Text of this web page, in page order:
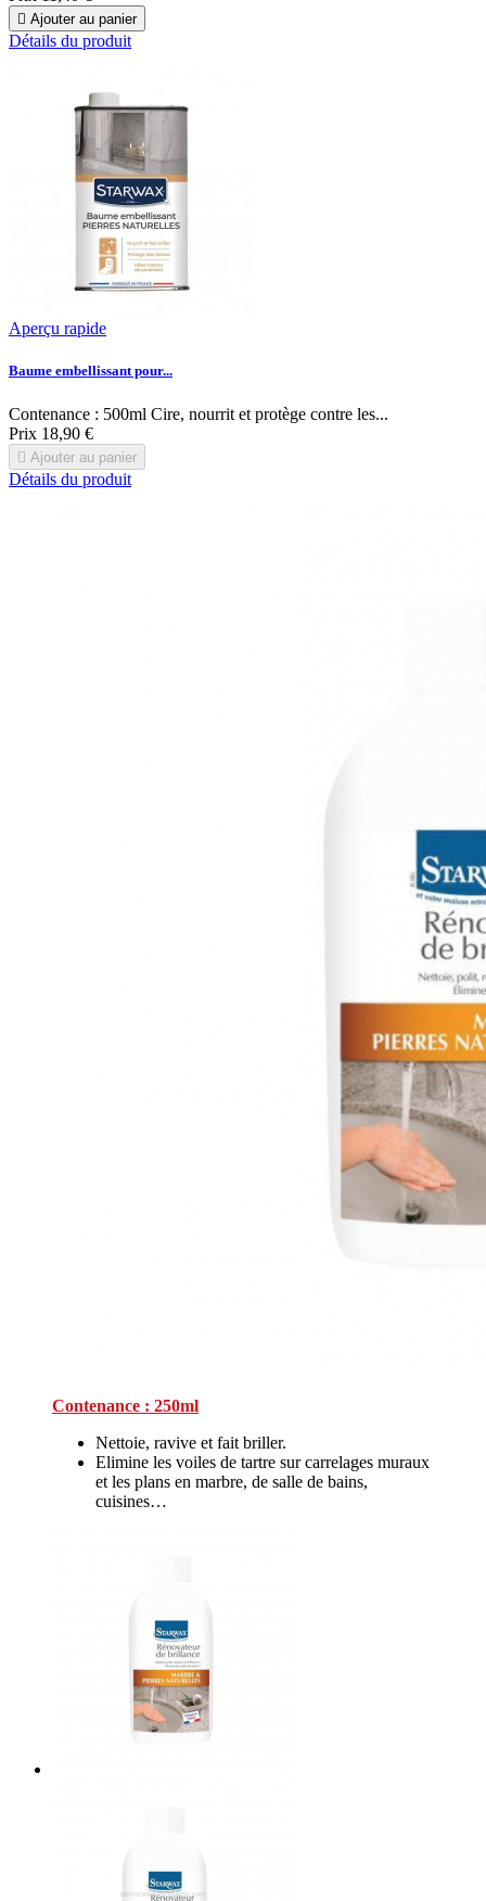
 Ajouter au panier
Détails du produit
Aperçu rapide
Baume embellissant pour...
Contenance : 500ml Cire, nourrit et protège contre les...
Prix 18,90 €
 Ajouter au panier
Détails du produit
Contenance : 250ml
Nettoie, ravive et fait briller.
Elimine les voiles de tartre sur carrelages muraux
et les plans en marbre, de salle de bains,
cuisines…